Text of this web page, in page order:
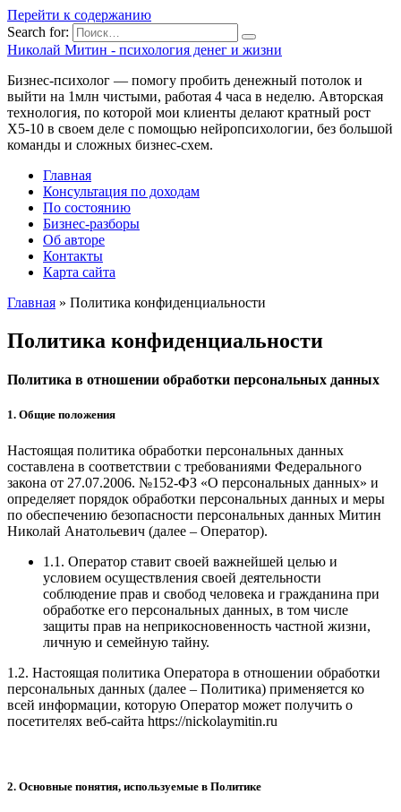
Перейти к содержанию
Search for:
Николай Митин - психология денег и жизни
Бизнес-психолог — помогу пробить денежный потолок и
выйти на 1млн чистыми, работая 4 часа в неделю. Авторская
технология, по которой мои клиенты делают кратный рост
Х5-10 в своем деле с помощью нейропсихологии, без большой
команды и сложных бизнес-схем.
Главная
Консультация по доходам
По состоянию
Бизнес-разборы
Об авторе
Контакты
Карта сайта
Главная » Политика конфиденциальности
Политика конфиденциальности
Политика в отношении обработки персональных данных
1. Общие положения
Настоящая политика обработки персональных данных
составлена в соответствии с требованиями Федерального
закона от 27.07.2006. №152-ФЗ «О персональных данных» и
определяет порядок обработки персональных данных и меры
по обеспечению безопасности персональных данных Митин
Николай Анатольевич (далее – Оператор).
1.1. Оператор ставит своей важнейшей целью и
условием осуществления своей деятельности
соблюдение прав и свобод человека и гражданина при
обработке его персональных данных, в том числе
защиты прав на неприкосновенность частной жизни,
личную и семейную тайну.
1.2. Настоящая политика Оператора в отношении обработки
персональных данных (далее – Политика) применяется ко
всей информации, которую Оператор может получить о
посетителях веб-сайта https://nickolaymitin.ru
2. Основные понятия, используемые в Политике